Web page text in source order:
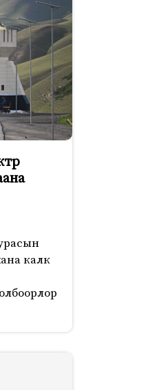
калк